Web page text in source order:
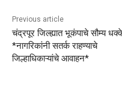
Previous article
चंद्रपूर जिल्ह्यात भूकंपाचे सौम्य
*नागरिकांनी सतर्क राहण्याचे
जिल्हाधिकाऱ्यांचे आवाहन*